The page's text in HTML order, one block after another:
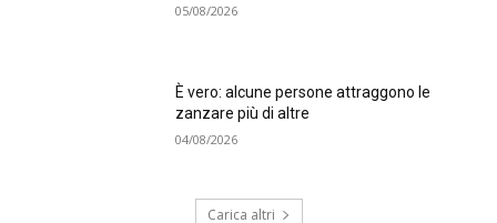
05/08/2026
È vero: alcune persone attraggono le
zanzare più di altre
04/08/2026
Carica altri